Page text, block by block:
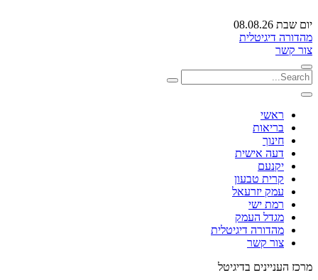
יום שבת 08.08.26
מהדורה דיגיטלית
צור קשר
ראשי
בריאות
חינוך
דעה אישית
יקנעם
קרית טבעון
עמק יזרעאל
רמת ישי
מגדל העמק
מהדורה דיגיטלית
צור קשר
מרכז העניינים בדיגיטל